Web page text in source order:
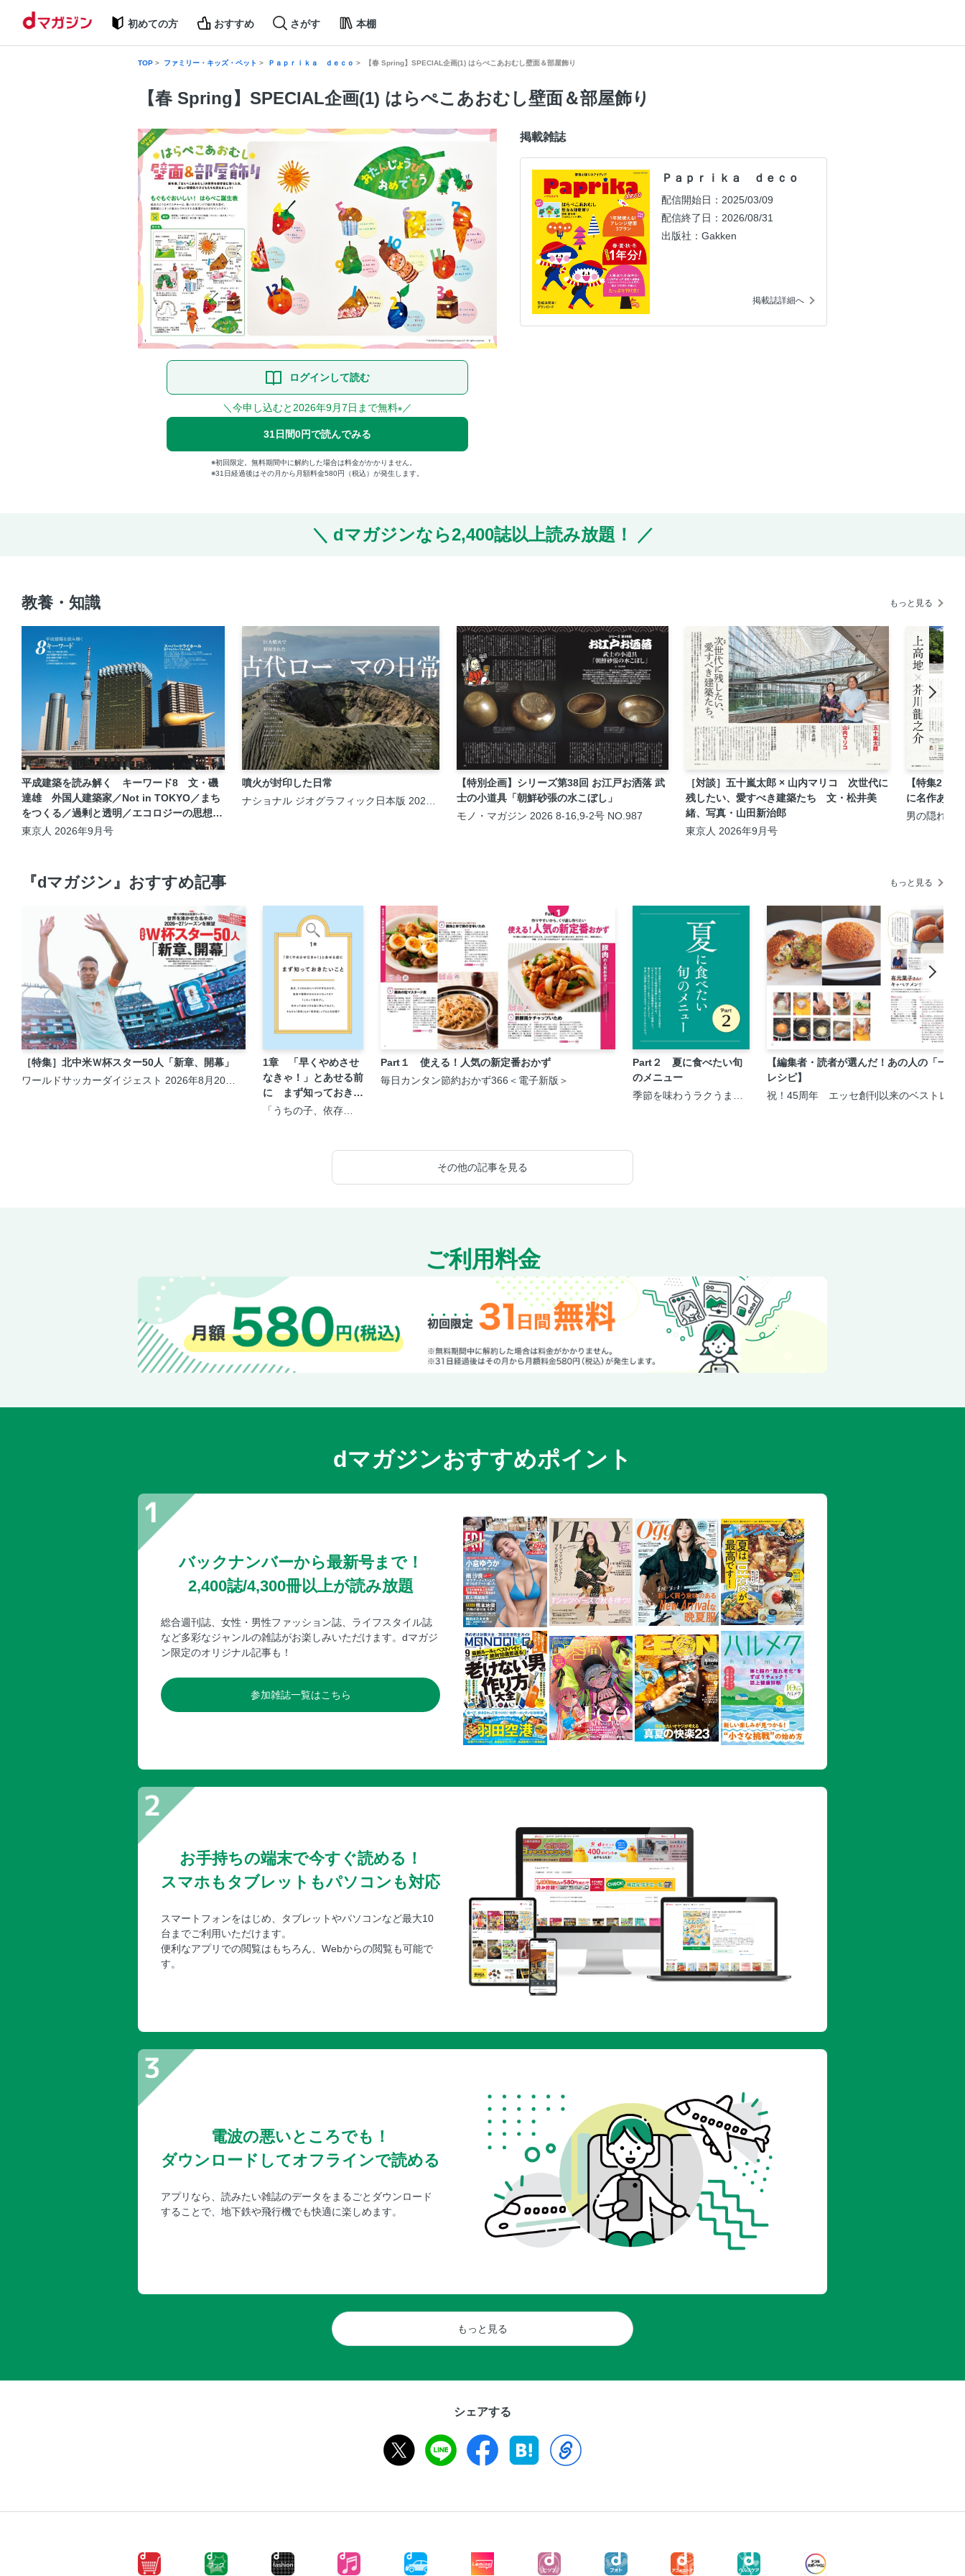
初めての方 おすすめ さがす 本棚
TOP ファミリー・キッズ・ペット Ｐａｐｒｉｋａ ｄｅｃｏ 【春 Spring】SPECIAL企画(1) はらぺこあおむし壁面＆部屋飾り
【春 Spring】SPECIAL企画(1) はらぺこあおむし壁面＆部屋飾り
ログインして読む
＼今申し込むと2026年9月7日まで無料※／
31日間0円で読んでみる
初回限定。無料期間中に解約した場合は料金がかかりません。
31日経過後はその月から月額料金580円（税込）が発生します。
掲載雑誌
Ｐａｐｒｉｋａ ｄｅｃｏ
配信開始日：2025/03/09
配信終了日：2026/08/31
出版社：Gakken
掲載誌詳細へ
dマガジンなら2,400誌以上読み放題！
教養・知識 もっと見る
平成建築を読み解く キーワード8 文・磯
達雄 外国人建築家／Not in TOKYO／まち
をつくる／過剰と透明／エコロジーの思想／
コンピューターの時代／アンビルト／記憶の
東京人 2026年9月号
噴火が封印した日常
ナショナル ジオグラフィック日本版 2026
【特別企画】シリーズ第38回 お江戸お洒落 武
士の小道具「朝鮮砂張の水こぼし」
モノ・マガジン 2026 8-16,9-2号 NO.987
［対談］五十嵐太郎 × 山内マリコ 次世代に
残したい、愛すべき建築たち 文・松井美
緒、写真・山田新治郎
東京人 2026年9月号
【特集2】
に名作あり
男の隠れ家
『dマガジン』おすすめ記事 もっと見る
［特集］北中米Ｗ杯スター50人「新章、開幕」
ワールドサッカーダイジェスト 2026年8月20日
1章 「早くやめさせ
なきゃ！」とあせる前
に まず知っておきた
いこと
「うちの子、依存
Part１ 使える！人気の新定番おかず
毎日カンタン節約おかず366＜電子新版＞
Part２ 夏に食べたい旬
のメニュー
季節を味わうラクうま
【編集者・読者が選んだ！あの人の「一生
レシピ】
祝！45周年 エッセ創刊以来のベストレシ
その他の記事を見る
ご利用料金
dマガジンおすすめポイント
バックナンバーから最新号まで！
2,400誌/4,300冊以上が読み放題
総合週刊誌、女性・男性ファッション誌、ライフスタイル誌
など多彩なジャンルの雑誌がお楽しみいただけます。dマガジ
ン限定のオリジナル記事も！
参加雑誌一覧はこちら
お手持ちの端末で今すぐ読める！
スマホもタブレットもパソコンも対応
スマートフォンをはじめ、タブレットやパソコンなど最大10
台までご利用いただけます。
便利なアプリでの閲覧はもちろん、Webからの閲覧も可能で
す。
電波の悪いところでも！
ダウンロードしてオフラインで読める
アプリなら、読みたい雑誌のデータをまるごとダウンロード
することで、地下鉄や飛行機でも快適に楽しめます。
もっと見る
シェアする